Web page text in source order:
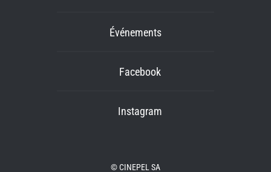
Événements
Facebook
Instagram
© CINEPEL SA